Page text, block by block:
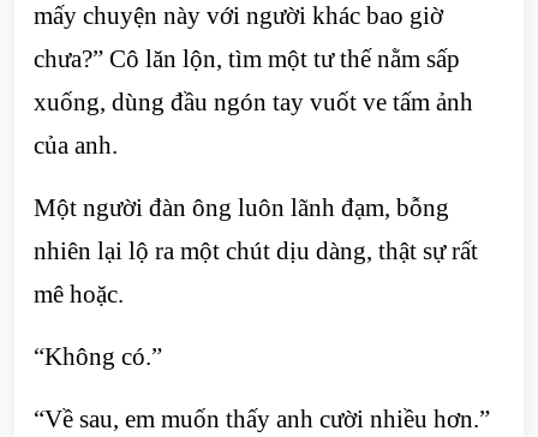
mấy chuyện này với người khác bao giờ
chưa?” Cô lăn lộn, tìm một tư thế nằm sấp
xuống, dùng đầu ngón tay vuốt ve tấm ảnh
của anh.
Một người đàn ông luôn lãnh đạm, bỗng
nhiên lại lộ ra một chút dịu dàng, thật sự rất
mê hoặc.
“Không có.”
“Về sau, em muốn thấy anh cười nhiều hơn.”